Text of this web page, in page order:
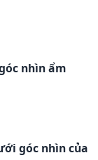
nhìn ẩm
góc nhìn của